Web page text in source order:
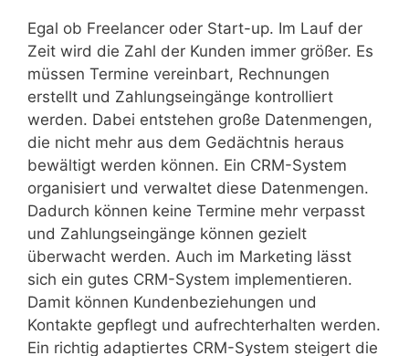
Egal ob Freelancer oder Start-up. Im Lauf der
Zeit wird die Zahl der Kunden immer größer. Es
müssen Termine vereinbart, Rechnungen
erstellt und Zahlungseingänge kontrolliert
werden. Dabei entstehen große Datenmengen,
die nicht mehr aus dem Gedächtnis heraus
bewältigt werden können. Ein CRM-System
organisiert und verwaltet diese Datenmengen.
Dadurch können keine Termine mehr verpasst
und Zahlungseingänge können gezielt
überwacht werden. Auch im Marketing lässt
sich ein gutes CRM-System implementieren.
Damit können Kundenbeziehungen und
Kontakte gepflegt und aufrechterhalten werden.
Ein richtig adaptiertes CRM-System steigert die